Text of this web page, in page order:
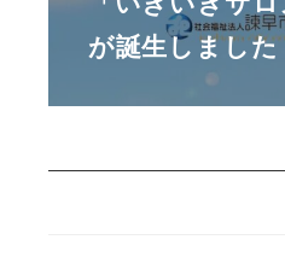
が誕生しました